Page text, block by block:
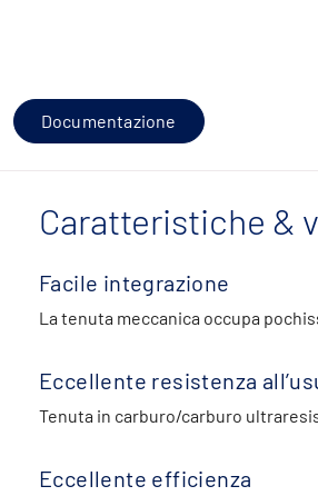
Documentazione
Caratteristiche &
Facile integrazione
La tenuta meccanica occupa
Eccellente resistenza
Tenuta in carburo/carburo
Eccellente efficienza